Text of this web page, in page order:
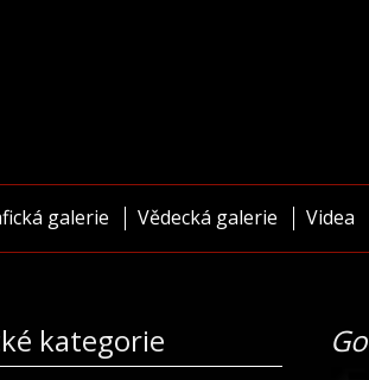
galerie Vědecká galerie Videa
kategorie